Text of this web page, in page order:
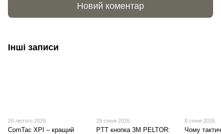
Новий коментар
Інші записи
24 лютого 2026
ComTac XPI – кращий
29 січня 2026
PTT кнопка 3M PELTOR:
8 січня 2026
Чому